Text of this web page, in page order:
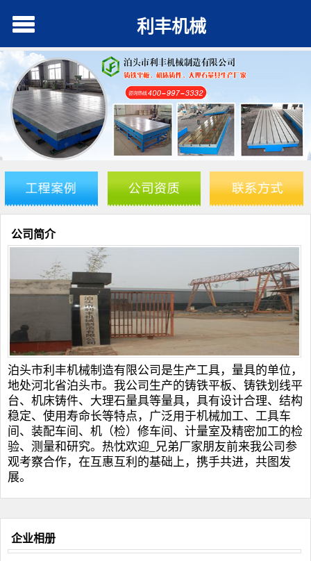
利丰机械
公司简介
泊头市利丰机械制造有限公司是生产工具，量具的单位，
地处河北省泊头市。我公司生产的铸铁平板、 铸铁划线平
台、 机床铸件、 大理石量具等量具，具有设计合理、结构
稳定、使用寿命长等特点，广泛用于机械加工、工具车
间、装配车间、机（检）修车间、计量室及精密加工的检
验、测量和研究。热忱欢迎_兄弟厂家朋友前来我公司参
观考察合作，在互惠互利的基础上，携手共进，共图发
展。
企业相册